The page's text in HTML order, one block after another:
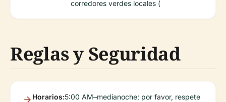
corredores verdes locales (
Reglas y Seguridad
Horarios:5:00 AM–medianoche; por favor, respete